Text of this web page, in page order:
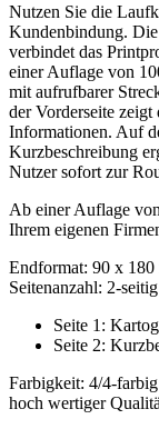
Nutzen Sie die
Kundenbindung.
verbindet das
einer Auflage von
mit aufrufbarer
der Vorderseite
Informationen. Auf
Kurzbeschreibung
Nutzer sofort zur
Ab einer Auflage
Ihrem eigenen
Endformat: 90 x 180
Seitenanzahl: 2-seitig
Seite 1:
Seite 2:
Farbigkeit: 4/4-farbig
hoch wertiger